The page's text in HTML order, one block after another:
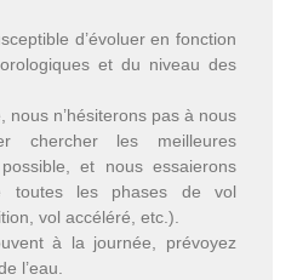
d’évoluer en fonction
et du niveau des
nous n’hésiterons pas à nous
chercher les meilleures
et nous essaierons
toutes les phases de vol
vol accéléré, etc.).
à la journée, prévoyez
l’eau.